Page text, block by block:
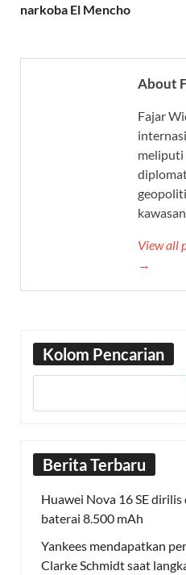
narkoba El Mencho
About
Fajar
meliputi
View all
→
Kolom Pencarian
Berita Terbaru
Huawei Nova 16 SE
baterai 8.500 mAh
Yankees mendapatkan
Clarke Schmidt saat